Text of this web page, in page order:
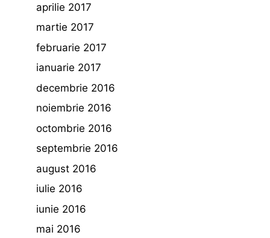
aprilie 2017
martie 2017
februarie 2017
ianuarie 2017
decembrie 2016
noiembrie 2016
octombrie 2016
septembrie 2016
august 2016
iulie 2016
iunie 2016
mai 2016